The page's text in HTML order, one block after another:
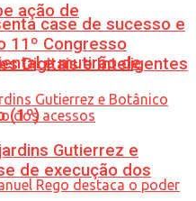
ação de
e mutirão de
(1º)
case de sucesso e
11º Congresso
Digitais e Inteligentes
Gutierrez e
de execução dos